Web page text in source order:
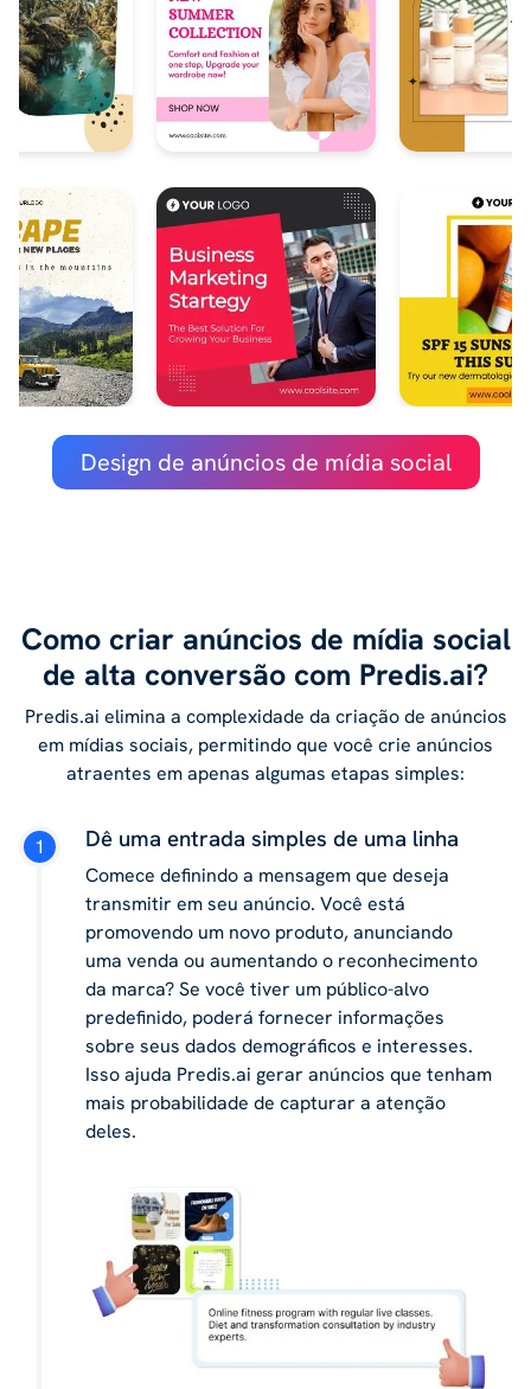
Design de anúncios de mídia social
Como criar anúncios de mídia social
de alta conversão com Predis.ai?
Predis.ai elimina a complexidade da criação de anúncios
em mídias sociais, permitindo que você crie anúncios
atraentes em apenas algumas etapas simples:
Dê uma entrada simples de uma linha
Comece definindo a mensagem que deseja
transmitir em seu anúncio. Você está
promovendo um novo produto, anunciando
uma venda ou aumentando o reconhecimento
da marca? Se você tiver um público-alvo
predefinido, poderá fornecer informações
sobre seus dados demográficos e interesses.
Isso ajuda Predis.ai gerar anúncios que tenham
mais probabilidade de capturar a atenção
deles.